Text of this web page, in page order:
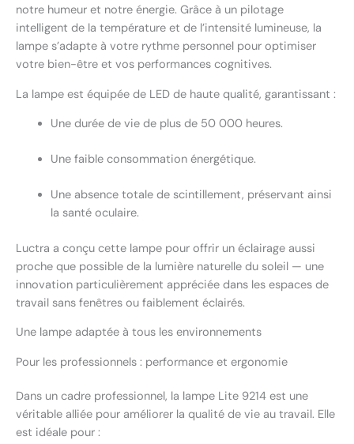
notre humeur et notre énergie. Grâce à un pilotage
intelligent de la température et de l’intensité lumineuse, la
lampe s’adapte à votre rythme personnel pour optimiser
votre bien-être et vos performances cognitives.
La lampe est équipée de LED de haute qualité, garantissant :
Une durée de vie de plus de 50 000 heures.
Une faible consommation énergétique.
Une absence totale de scintillement, préservant ainsi
la santé oculaire.
Luctra a conçu cette lampe pour offrir un éclairage aussi
proche que possible de la lumière naturelle du soleil — une
innovation particulièrement appréciée dans les espaces de
travail sans fenêtres ou faiblement éclairés.
Une lampe adaptée à tous les environnements
Pour les professionnels : performance et ergonomie
Dans un cadre professionnel, la lampe Lite 9214 est une
véritable alliée pour améliorer la qualité de vie au travail. Elle
est idéale pour :